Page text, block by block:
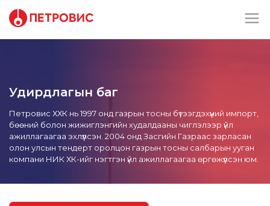
Удирдлагын баг
Петровис ХХК нь 1997 онд газрын тосны бүтээгдэхүүний импорт,
бөөний болон жижиглэнгийн худалдааны чиглэлээр үйл
ажиллагаагаа эхлүүлсэн. 2004 онд Засгийн Газраас зарласан
олон улсын тендерт оролцон газрын тосны салбарын ууган
компани НИК ХК-ийг нэгтгэн үйл ажиллагаагаа өргөжүүлсэн юм.